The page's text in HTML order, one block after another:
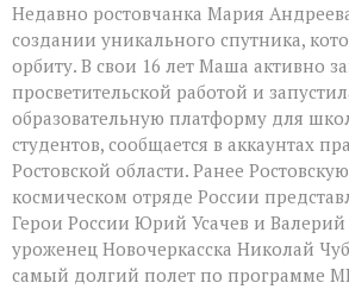
Недавно ростовчанка Мария
создании уникального спутника,
орбиту. В свои 16 лет Маша активно
просветительской работой и
образовательную платформу для
студентов, сообщается в аккаунтах
Ростовской области. Ранее
космическом отряде России
Герои России Юрий Усачев и Валерий
уроженец Новочеркасска Николай
самый долгий полет по программе